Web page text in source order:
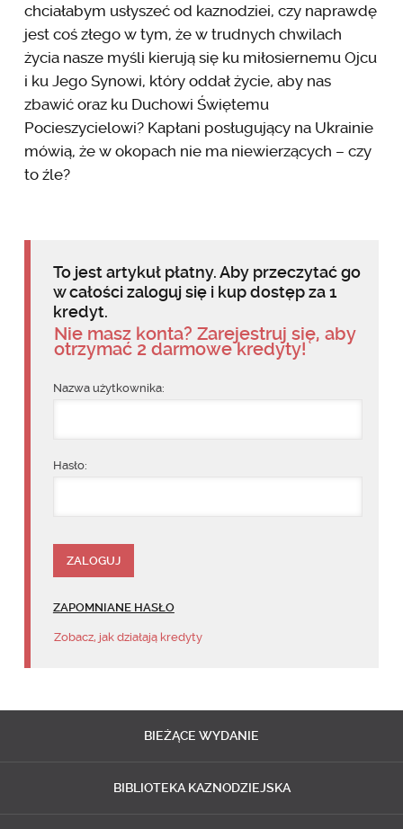
chciałabym usłyszeć od kaznodziei, czy naprawdę
jest coś złego w tym, że w trudnych chwilach
życia nasze myśli kierują się ku miłosiernemu Ojcu
i ku Jego Synowi, który oddał życie, aby nas
zbawić oraz ku Duchowi Świętemu
Pocieszycielowi? Kapłani posługujący na Ukrainie
mówią, że w okopach nie ma niewierzących – czy
to źle?
To jest artykuł płatny. Aby przeczytać go
w całości zaloguj się i kup dostęp za 1
kredyt.
Nie masz konta? Zarejestruj się, aby
otrzymać 2 darmowe kredyty!
Nazwa użytkownika:
Hasło:
ZAPOMNIANE HASŁO
Zobacz, jak działają kredyty
BIEŻĄCE WYDANIE
BIBLIOTEKA KAZNODZIEJSKA